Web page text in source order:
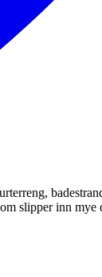
slipper inn mye